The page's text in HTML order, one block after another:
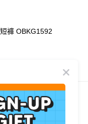
褲 OBKG1592